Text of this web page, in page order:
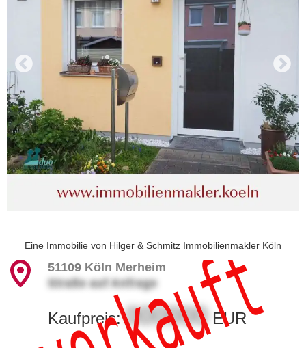
Eine Immobilie von Hilger & Schmitz Immobilienmakler Köln
51109 Köln Merheim
Straße auf Anfrage
Kaufpreis:000000 EUR